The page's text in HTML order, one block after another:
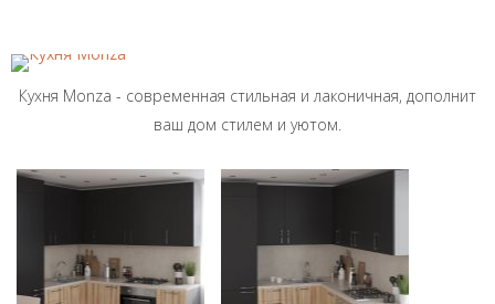
Кухня Monza - современная стильная и лаконичная, дополнит
ваш дом стилем и уютом.